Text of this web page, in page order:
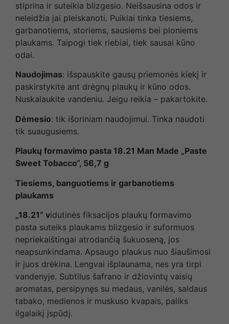
stiprina ir suteikia blizgesio. Neišsausina odos ir
neleidžia jai pleiskanoti. Puikiai tinka tiesiems,
garbanotiems, storiems, sausiems bei ploniems
plaukams. Taipogi tiek riebiai, tiek sausai kūno
odai.
Naudojimas: išspauskite gausų priemonės kiekį ir
paskirstykite ant drėgnų plaukų ir kūno odos.
Nuskalaukite vandeniu. Jeigu reikia – pakartokite.
Dėmesio: tik išoriniam naudojimui. Tinka naudoti
tik suaugusiems.
Plaukų formavimo pasta 18.21 Man Made „Paste
Sweet Tobacco“, 56,7 g
Tiesiems, banguotiems ir garbanotiems
plaukams
„18.21“ vidutinės fiksacijos plaukų formavimo
pasta suteiks plaukams blizgesio ir suformuos
nepriekaištingai atrodančią šukuoseną, jos
neapsunkindama. Apsaugo plaukus nuo šiaušimosi
ir juos drėkina. Lengvai išplaunama, nes yra tirpi
vandenyje. Subtilus šafrano ir džiovintų vaisių
aromatas, persipynęs su medaus, vanilės, saldaus
tabako, medienos ir muskuso kvapais, paliks
ilgalaikį įspūdį.